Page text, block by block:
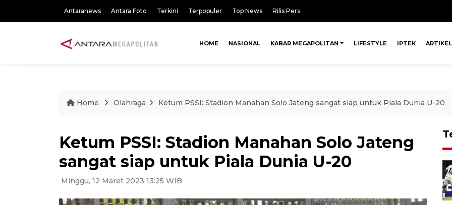
Antaranews Antara Foto Terkini Terpopuler Top News Rilis Pers
HOME NASIONAL KABAR MEGAPOLITAN LIFESTYLE IPTEK ARTIKEL
Home Olahraga Ketum PSSI: Stadion Manahan Solo Jateng sangat siap untuk Piala Dunia U-20
Ketum PSSI: Stadion Manahan Solo Jateng
sangat siap untuk Piala Dunia U-20
Minggu, 12 Maret 2023 13:25 WIB